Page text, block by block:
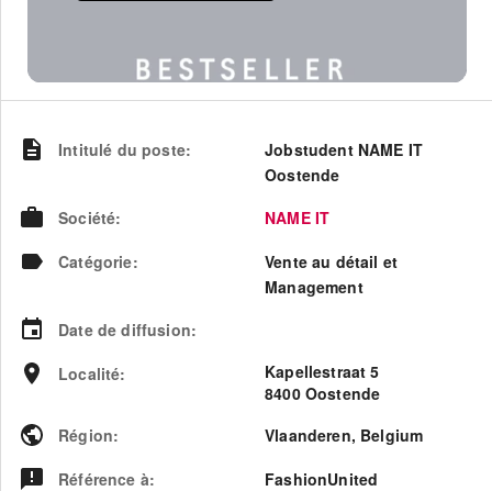
Intitulé du poste:
Jobstudent NAME IT
Oostende
Société:
NAME IT
Catégorie:
Vente au détail et
Management
Date de diffusion:
Localité:
Kapellestraat 5
8400 Oostende
Région: Vlaanderen, Belgium
Référence à: FashionUnited